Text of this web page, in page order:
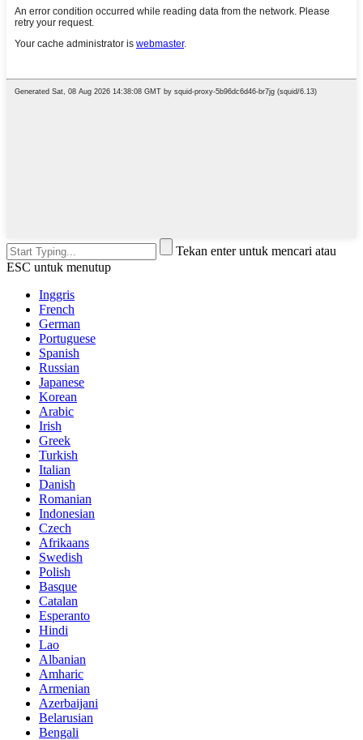
Tekan enter untuk mencari atau
ESC untuk menutup
Inggris
French
German
Portuguese
Spanish
Russian
Japanese
Korean
Arabic
Irish
Greek
Turkish
Italian
Danish
Romanian
Indonesian
Czech
Afrikaans
Swedish
Polish
Basque
Catalan
Esperanto
Hindi
Lao
Albanian
Amharic
Armenian
Azerbaijani
Belarusian
Bengali